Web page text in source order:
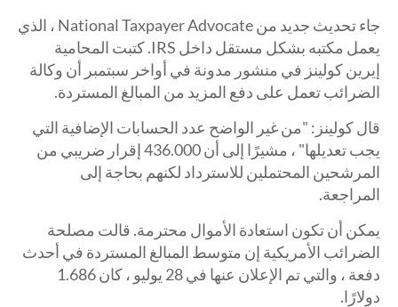
جاء تحديث جديد من National Taxpayer Advocate ، الذي
يعمل مكتبه بشكل مستقل داخل IRS. كتبت المحامية
إيرين كولينز في منشور مدونة في أواخر سبتمبر أن وكالة
الضرائب تعمل على دفع المزيد من المبالغ المستردة.
قال كولينز: "من غير الواضح عدد الحسابات الإضافية التي
يجب تعديلها" ، مشيرًا إلى أن 436.000 إقرار ضريبي من
المرشحين المحتملين للاسترداد لكنهم بحاجة إلى
المراجعة.
يمكن أن تكون استعادة الأموال محترمة. قالت مصلحة
الضرائب الأمريكية إن متوسط ​​المبالغ المستردة في أحدث
دفعة ، والتي تم الإعلان عنها في 28 يوليو ، كان 1.686
دولارًا.